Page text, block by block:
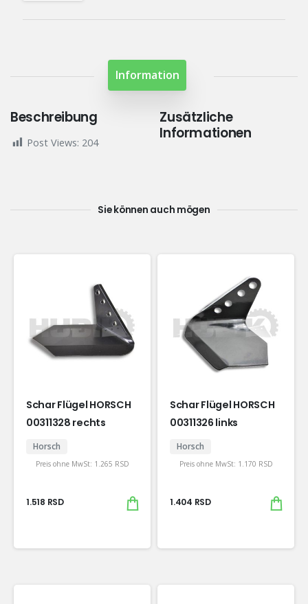
Information
Beschreibung
Post Views: 204
Zusätzliche
Informationen
Sie können auch mögen
Schar Flügel HORSCH
00311328 rechts
Horsch
Preis ohne MwSt: 1.265 RSD
1.518 RSD
Schar Flügel HORSCH
00311326 links
Horsch
Preis ohne MwSt: 1.170 RSD
1.404 RSD